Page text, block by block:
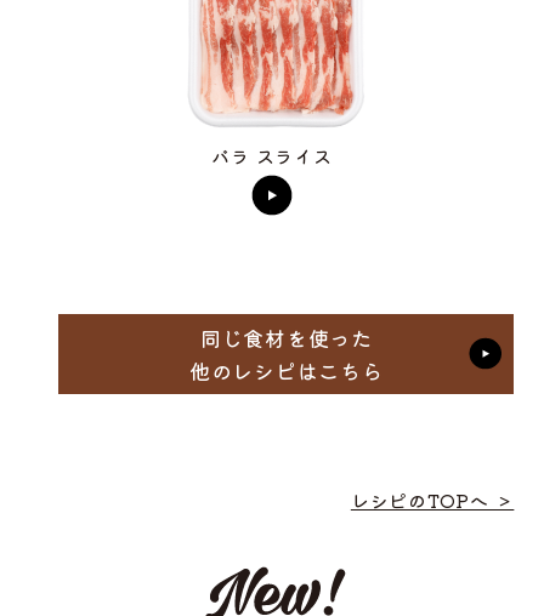
バラ スライス
同じ食材を使った
他のレシピはこちら
レシピのTOPへ ＞